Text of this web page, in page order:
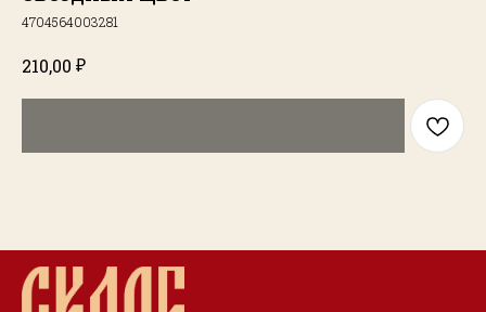
4704564003281
210,00 ₽